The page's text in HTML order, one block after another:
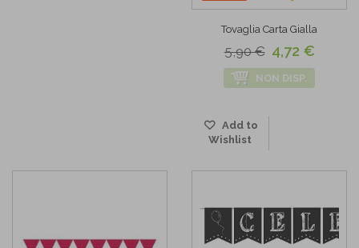
Tovaglia Carta Gialla
5,90 € 4,72 €
NON DISP.
Add to
Wishlist